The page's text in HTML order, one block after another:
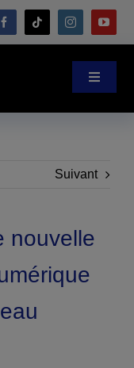
Toggle
Suivant
nouvelle